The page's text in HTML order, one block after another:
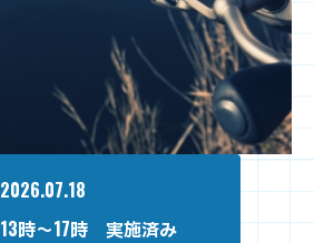
2026.07.18
13時～17時 実施済み